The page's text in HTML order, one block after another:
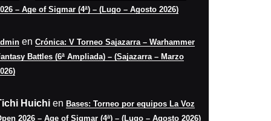
– Age of Sigmar (4ª) – (Lugo – Agosto 2026)
en Crónica: V Torneo Sajazarra – Warhammer
Battles (6ª Ampliada) – (Sajazarra – Marzo
Huichi en Bases: Torneo por equipos La Voz
2026 – Age of Sigmar (4ª) – (Lugo – Agosto 2026)